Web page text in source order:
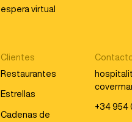
espera virtual
Clientes
Restaurantes
Estrellas
Cadenas de
+34 954